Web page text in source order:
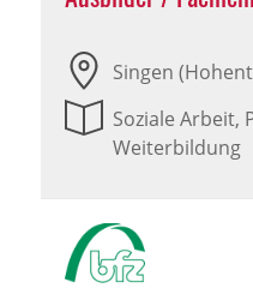
Singen
Soziale Arbeit,
Weiterbildung